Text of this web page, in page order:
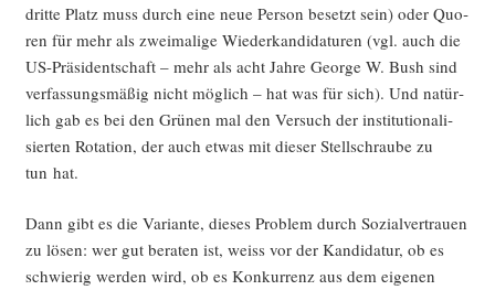
drit­te Platz muss durch eine neue Per­son besetzt sein) oder Quo­
ren für mehr als zwei­ma­li­ge Wie­der­kan­di­da­tu­ren (vgl. auch die
US-Prä­si­dent­schaft – mehr als acht Jah­re Geor­ge W. Bush sind
ver­fas­sungs­mä­ßig nicht mög­lich – hat was für sich). Und natür­
lich gab es bei den Grü­nen mal den Ver­such der insti­tu­tio­na­li­
sier­ten Rota­ti­on, der auch etwas mit die­ser Stell­schrau­be zu
tun hat.
Dann gibt es die Vari­an­te, die­ses Pro­blem durch Sozi­al­ver­trau­en
zu lösen: wer gut bera­ten ist, weiss vor der Kan­di­da­tur, ob es
schwie­rig wer­den wird, ob es Kon­kur­renz aus dem eige­nen